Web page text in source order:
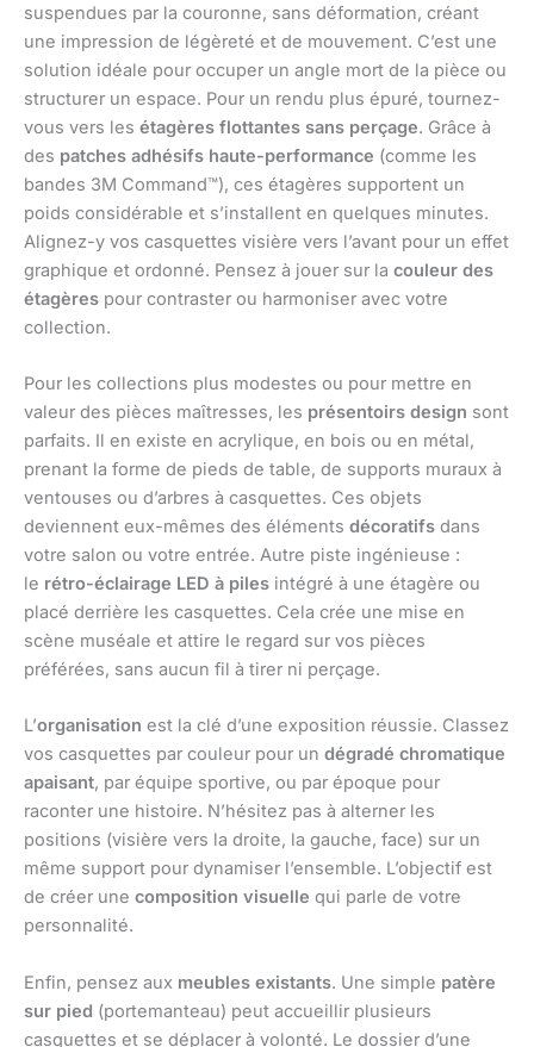
suspendues par la couronne, sans déformation, créant
une impression de légèreté et de mouvement. C’est une
solution idéale pour occuper un angle mort de la pièce ou
structurer un espace. Pour un rendu plus épuré, tournez-
vous vers les étagères flottantes sans perçage. Grâce à
des patches adhésifs haute-performance (comme les
bandes 3M Command™), ces étagères supportent un
poids considérable et s’installent en quelques minutes.
Alignez-y vos casquettes visière vers l’avant pour un effet
graphique et ordonné. Pensez à jouer sur la couleur des
étagères pour contraster ou harmoniser avec votre
collection.
Pour les collections plus modestes ou pour mettre en
valeur des pièces maîtresses, les présentoirs design sont
parfaits. Il en existe en acrylique, en bois ou en métal,
prenant la forme de pieds de table, de supports muraux à
ventouses ou d’arbres à casquettes. Ces objets
deviennent eux-mêmes des éléments décoratifs dans
votre salon ou votre entrée. Autre piste ingénieuse :
le rétro-éclairage LED à piles intégré à une étagère ou
placé derrière les casquettes. Cela crée une mise en
scène muséale et attire le regard sur vos pièces
préférées, sans aucun fil à tirer ni perçage.
L’organisation est la clé d’une exposition réussie. Classez
vos casquettes par couleur pour un dégradé chromatique
apaisant, par équipe sportive, ou par époque pour
raconter une histoire. N’hésitez pas à alterner les
positions (visière vers la droite, la gauche, face) sur un
même support pour dynamiser l’ensemble. L’objectif est
de créer une composition visuelle qui parle de votre
personnalité.
Enfin, pensez aux meubles existants. Une simple patère
sur pied (portemanteau) peut accueillir plusieurs
casquettes et se déplacer à volonté. Le dossier d’une